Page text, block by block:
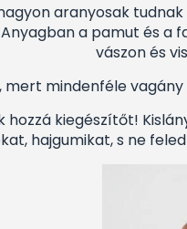
aranyosak
a pamut és
vászon és
mert mindenféle
hozzá kiegészítőt!
hajgumikat, s ne